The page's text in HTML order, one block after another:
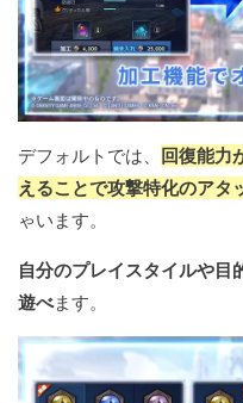
デフォルトでは、 回復能力
えることで攻撃特化のアタ
ゃいます。
自分のプレイスタイルや目
遊べます。